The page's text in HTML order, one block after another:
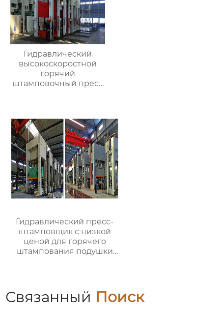
Гидравлический
высокоскоростной
горячий
штамповочный пресс
Гидравлический пресс-
штамповщик с низкой
ценой для горячего
штампования подушки
Связанный Поиск